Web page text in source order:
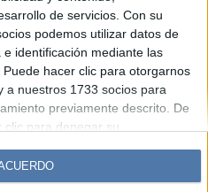
de servicios. Con su
podemos utilizar datos de
identificación mediante las
hacer clic para otorgarnos
a nuestros 1733 socios para
previamente descrito. De
clic para denegar su
de otorgar su consentimiento.
de sus datos